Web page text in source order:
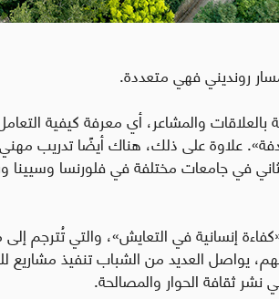
رونديني فهي متعددة.
بالعلاقات والمشاعر، أي معرفة كيفية
علاوة على ذلك، هناك أيضًا تدريب
في جامعات مختلفة في فلورنسا وسيينا
إنسانية في التعايش»، والتي تُترجم إلى
يواصل العديد من الشباب تنفيذ مشاريع
ثقافة الحوار والمصالحة.